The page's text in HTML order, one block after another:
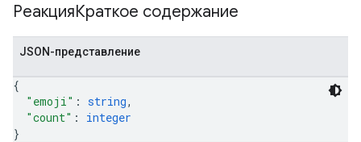
РеакцияКраткое содержание
JSON-представление
{
"emoji" : string,
"count" : integer
}